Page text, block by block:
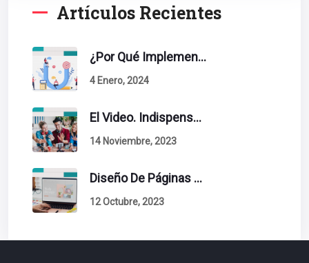
Artículos Recientes
¿Por Qué Implementar La Metodología Inbound Marketing En Tu Empresa?
4 Enero, 2024
El Video. Indispensable En Tu Estrategia De Contenidos.
14 Noviembre, 2023
Diseño De Páginas Web. Esto Debe Tener Un Sitio Exitoso.
12 Octubre, 2023